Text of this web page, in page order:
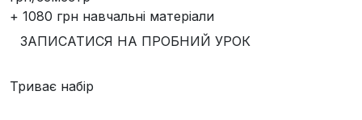
+ 1080 грн навчальні матеріали
ЗАПИСАТИСЯ НА ПРОБНИЙ УРОК
Триває набір